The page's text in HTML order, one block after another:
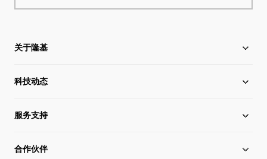
关于隆基
关于隆基
全球化布局
管理层信息
科技动态
硅片价格
行业动态
服务支持
下载中心
合作伙伴